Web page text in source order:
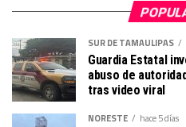
SUR DE TAMAULIPAS
Guardia Estatal
abuso de
tras video viral
NORESTE hace 5 días